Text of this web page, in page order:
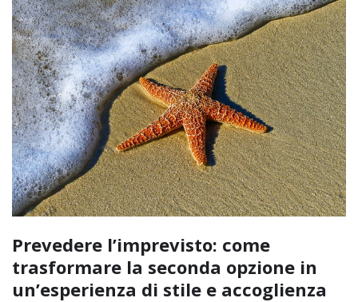
Prevedere l’imprevisto: come
trasformare la seconda opzione in
un’esperienza di stile e accoglienza